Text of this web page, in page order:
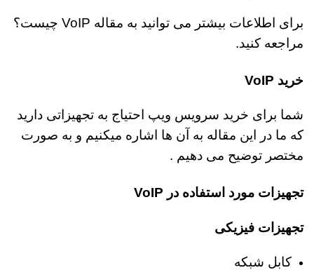
برای اطلاعات بیشتر می توانید به مقاله VoIP چیست؟
مراجعه کنید.
خرید VoIP
شما برای خرید سرویس ویپ احتیاج به تجهیزاتی دارید
که ما در این مقاله به آن ها اشاره میکنیم و به صورت
مختصر توضیح می دهیم .
تجهیزات مورد استفاده در VoIP
تجهیزات فیزیکی
کابل شبکه